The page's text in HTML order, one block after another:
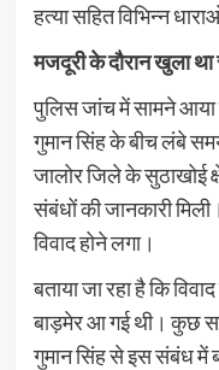
हत्या सहित विभिन्न
मजदूरी के दौरान खुला था
पुलिस जांच में सामने आया
गुमान सिंह के बीच लंबे
जालोर जिले के सुठाखोई
संबंधों की जानकारी
विवाद होने लगा।
बताया जा रहा है कि
बाड़मेर आ गई थी। कुछ
गुमान सिंह से इस संबंध में